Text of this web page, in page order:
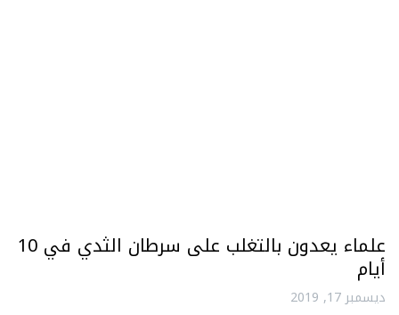
علماء يعدون بالتغلب على سرطان الثدي في 10
أيام
ديسمبر 17, 2019